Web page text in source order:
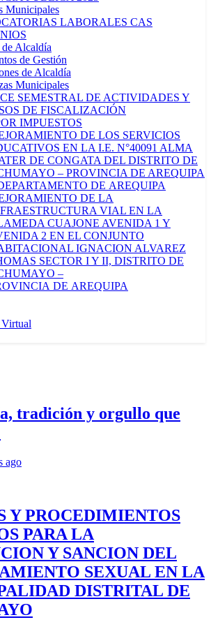
Municipales
LABORALES CAS
Alcaldía
de Gestión
de Alcaldía
Municipales
SEMESTRAL DE ACTIVIDADES Y
DE FISCALIZACIÓN
IMPUESTOS
DE LOS SERVICIOS
EN LA I.E. N°40091 ALMA
DE CONGATA DEL DISTRITO DE
– PROVINCIA DE AREQUIPA
DE AREQUIPA
DE LA
VIAL EN LA
CUAJONE AVENIDA 1 Y
2 EN EL CONJUNTO
IGNACION ALVAREZ
SECTOR I Y II, DISTRITO DE
–
DE AREQUIPA
Virtual
tradición y orgullo que
ago
Y PROCEDIMIENTOS
PARA LA
Y SANCION DEL
SEXUAL EN LA
DISTRITAL DE